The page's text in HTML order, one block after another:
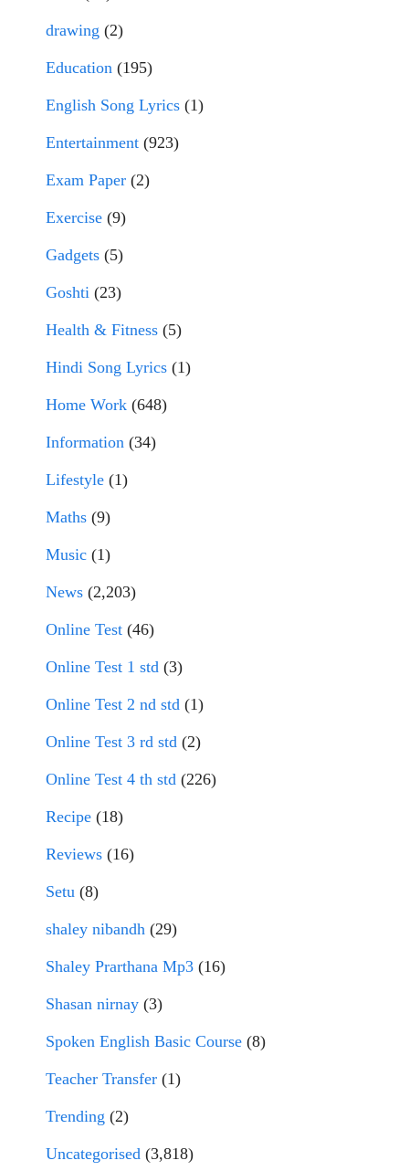
drawing (2)
Education (195)
English Song Lyrics (1)
Entertainment (923)
Exam Paper (2)
Exercise (9)
Gadgets (5)
Goshti (23)
Health & Fitness (5)
Hindi Song Lyrics (1)
Home Work (648)
Information (34)
Lifestyle (1)
Maths (9)
Music (1)
News (2,203)
Online Test (46)
Online Test 1 std (3)
Online Test 2 nd std (1)
Online Test 3 rd std (2)
Online Test 4 th std (226)
Recipe (18)
Reviews (16)
Setu (8)
shaley nibandh (29)
Shaley Prarthana Mp3 (16)
Shasan nirnay (3)
Spoken English Basic Course (8)
Teacher Transfer (1)
Trending (2)
Uncategorised (3,818)